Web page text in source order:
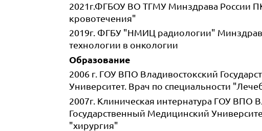
2021г.ФГБОУ ВО ТГМУ Минздрава России
кровотечения"
2019г. ФГБУ "НМИЦ радиологии"
технологии в онкологии
Образование
2006 г. ГОУ ВПО Владивостокский
Университет. Врач по специальности
2007г. Клиническая интернатура ГОУ ВПО
Государственный Медицинский
"хирургия"